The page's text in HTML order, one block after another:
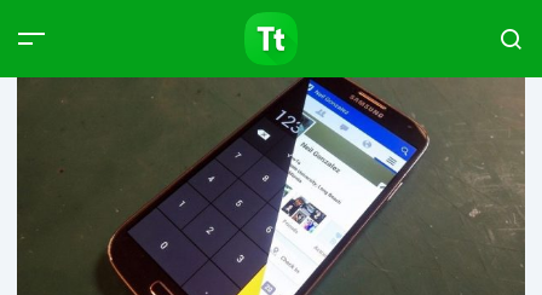
Products Articles
Type to start searching…